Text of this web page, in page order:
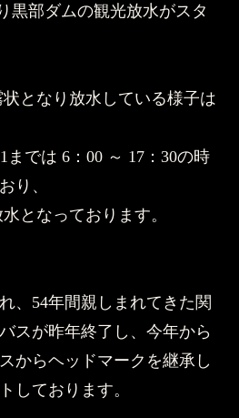
黒部ダムの観光放水がスタ
となり放水している様子は
までは 6：00 ～ 17：30の時
り、
となっております。
、54年間親しまれてきた関
スが昨年終了し、今年から
からヘッドマークを継承し
しております。